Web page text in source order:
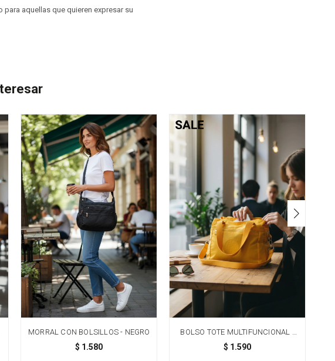
aquellas que quieren expresar su
MORRAL CON BOLSILLOS - NEGRO
$ 1.580
BOLSO TOTE MULTIFUNCIONAL -
AMARILLO
$ 1.590